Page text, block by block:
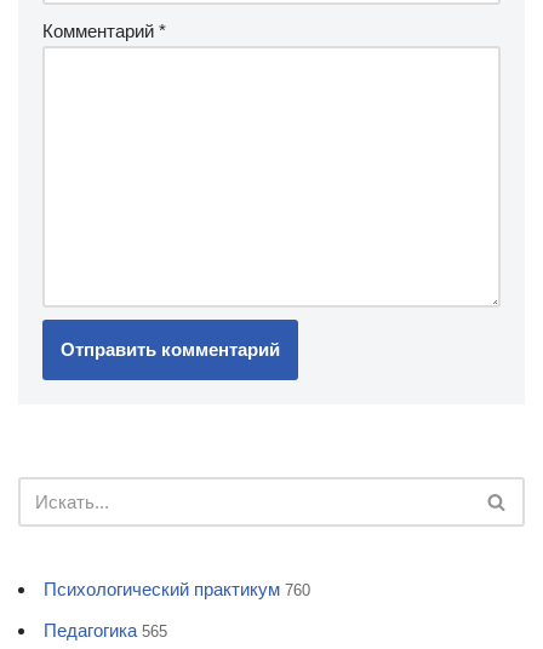
Комментарий *
Психологический практикум 760
Педагогика 565